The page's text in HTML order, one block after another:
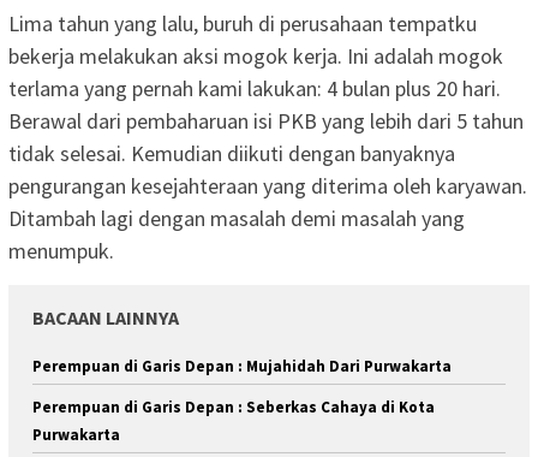
Lima tahun yang lalu, buruh di perusahaan tempatku
bekerja melakukan aksi mogok kerja. Ini adalah mogok
terlama yang pernah kami lakukan: 4 bulan plus 20 hari.
Berawal dari pembaharuan isi PKB yang lebih dari 5 tahun
tidak selesai. Kemudian diikuti dengan banyaknya
pengurangan kesejahteraan yang diterima oleh karyawan.
Ditambah lagi dengan masalah demi masalah yang
menumpuk.
BACAAN LAINNYA
Perempuan di Garis Depan : Mujahidah Dari Purwakarta
Perempuan di Garis Depan : Seberkas Cahaya di Kota
Purwakarta